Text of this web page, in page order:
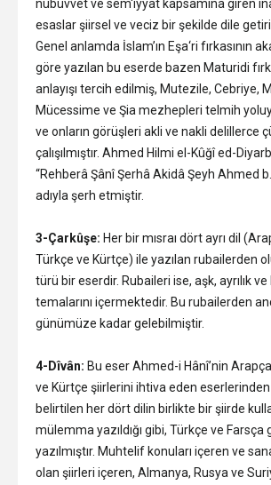
nübüvvet ve sem‘iyyat kapsamına giren
esaslar şiirsel ve veciz bir şekilde dile
Genel anlamda İslam’ın Eşa‘ri fırkasının
göre yazılan bu eserde bazen Maturidi
anlayışı tercih edilmiş, Mutezile, Cebriye,
Mücessime ve Şia mezhepleri telmih
ve onların görüşleri akli ve nakli delillerce
çalışılmıştır. Ahmed Hilmi el-Kûğî ed-
“Rehberâ Şânî Şerhâ Akidâ Şeyh Ahmed
adıyla şerh etmiştir.
3-Çarkûşe: Her bir mısraı dört ayrı dil
Türkçe ve Kürtçe) ile yazılan rubailerden
türü bir eserdir. Rubaileri ise, aşk, ayrılık
temalarını içermektedir. Bu rubailerden
günümüze kadar gelebilmiştir.
4-Dîvân: Bu eser Ahmed-i Hânî’nin
ve Kürtçe şiirlerini ihtiva eden
belirtilen her dört dilin birlikte bir şiirde
mülemma yazıldığı gibi, Türkçe ve Farsça
yazılmıştır. Muhtelif konuları içeren ve
olan şiirleri içeren, Almanya, Rusya ve